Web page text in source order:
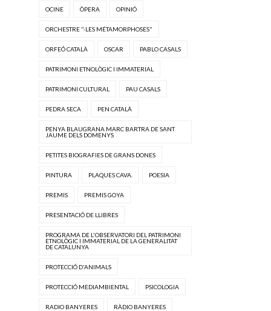
OCINE ÒPERA OPINIÓ
ORCHESTRE "·LES MÉTAMORPHOSES"
ORFEÓ CATALÀ OSCAR PABLO CASALS
PATRIMONI ETNOLÒGIC I IMMATERIAL
PATRIMONI CULTURAL PAU CASALS
PEDRA SECA PEN CATALÀ
PENYA BLAUGRANA MARC BARTRA DE SANT
JAUME DELS DOMENYS
PETITES BIOGRAFIES DE GRANS DONES
PINTURA PLAQUES CAVA. POESIA
PREMIS PREMIS GOYA
PRESENTACIÓ DE LLIBRES
PROGRAMA DE L'OBSERVATORI DEL PATRIMONI
ETNOLÒGIC I IMMATERIAL DE LA GENERALITAT
DE CATALUNYA
PROTECCIÓ D'ANIMALS
PROTECCIÓ MEDIAMBIENTAL PSICOLOGIA
RADIO BANYERES RÀDIO BANYERES